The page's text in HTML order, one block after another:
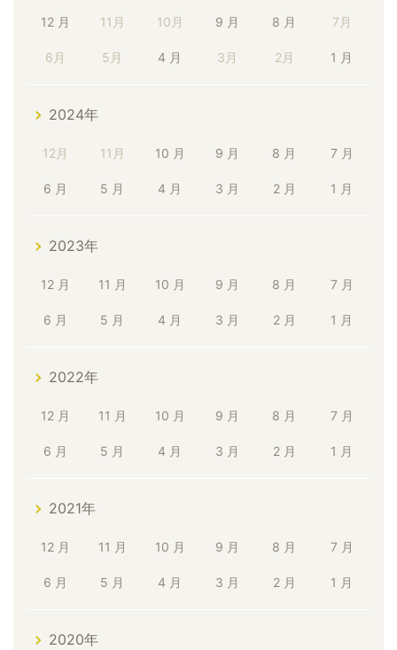
12 月 11月 10月 9 月 8 月 7月
6月 5月 4 月 3月 2月 1 月
2024年
12月 11月 10 月 9 月 8 月 7 月
6 月 5 月 4 月 3 月 2 月 1 月
2023年
12 月 11 月 10 月 9 月 8 月 7 月
6 月 5 月 4 月 3 月 2 月 1 月
2022年
12 月 11 月 10 月 9 月 8 月 7 月
6 月 5 月 4 月 3 月 2 月 1 月
2021年
12 月 11 月 10 月 9 月 8 月 7 月
6 月 5 月 4 月 3 月 2 月 1 月
2020年